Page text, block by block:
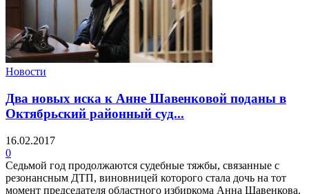
Новости
Два новых иска к Анне Шавенковой поданы в
Октябрьский районный суд...
16.02.2017
0
Седьмой год продолжаются судебные тяжбы, связанные с
резонансным ДТП, виновницей которого стала дочь на тот
момент председателя областного избиркома Анна Шавенкова.